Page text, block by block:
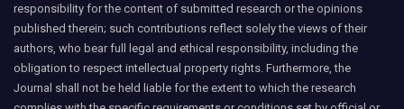
responsibility for the content of submitted research or the opinions
published therein; such contributions reflect solely the views of their
authors, who bear full legal and ethical responsibility, including the
obligation to respect intellectual property rights. Furthermore, the
Journal shall not be held liable for the extent to which the research